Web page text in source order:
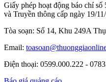
Giấy phép hoạt động báo chí
và Truyền thông cấp ngày 19/
Tòa soạn: Số 14, Khu 249A
Email:
Điện thoại: 0599.000.222 -